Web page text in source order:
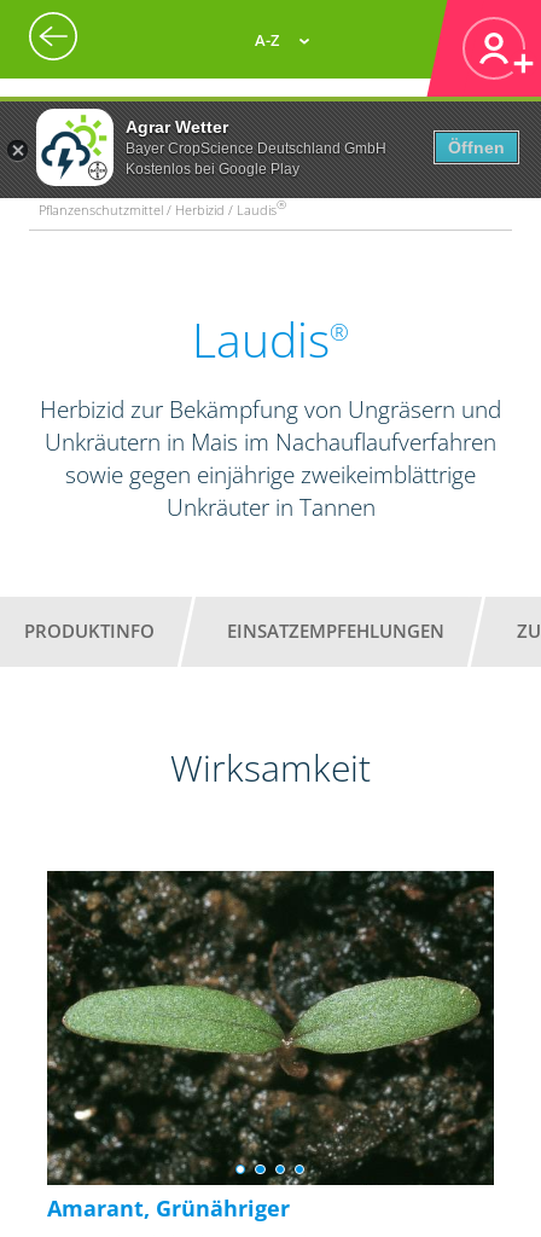
Agrar Wetter
Bayer CropScience Deutschland GmbH
Kostenlos bei Google Play
Öffnen
A-Z
Pflanzenschutzmittel / Herbizid / Laudis®
Laudis®
Herbizid zur Bekämpfung von Ungräsern und
Unkräutern in Mais im Nachauflaufverfahren
sowie gegen einjährige zweikeimblättrige
Unkräuter in Tannen
PRODUKTINFO EINSATZEMPFEHLUNGEN
Wirksamkeit
Amarant, Grünähriger